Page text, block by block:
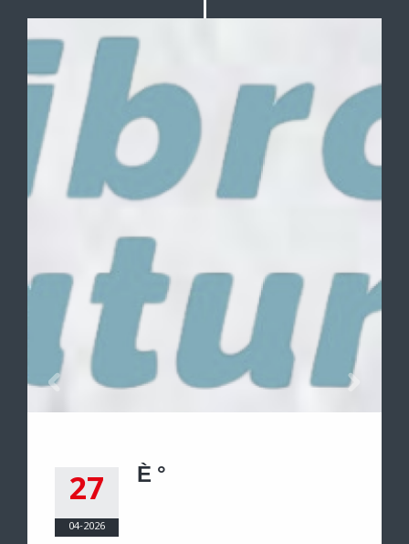
27
04-2026
È °